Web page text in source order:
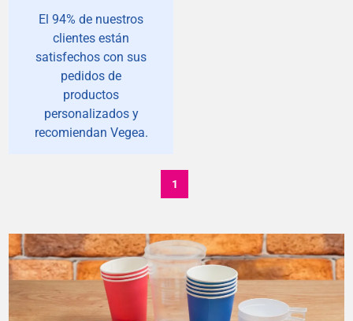
El 94% de nuestros
clientes están
satisfechos con sus
pedidos de
productos
personalizados y
recomiendan Vegea.
1